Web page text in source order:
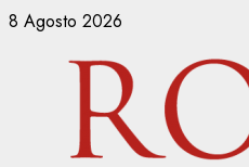
Vai
contenuto
8 Agosto 2026